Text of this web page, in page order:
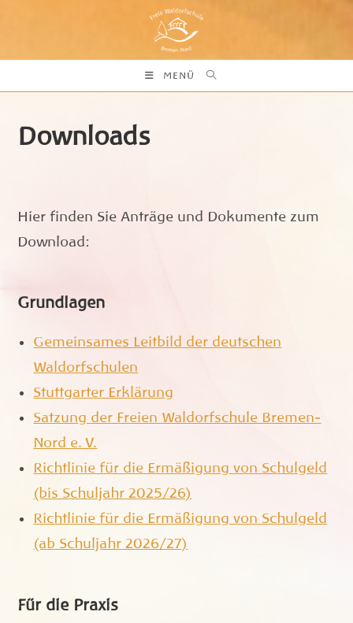
MENÜ
Downloads
Hier finden Sie Anträge und Dokumente zum
Download:
Grundlagen
Gemeinsames Leitbild der deutschen
Waldorfschulen
Stuttgarter Erklärung
Satzung der Freien Waldorfschule Bremen-
Nord e. V.
Richtlinie für die Ermäßigung von Schulgeld
(bis Schuljahr 2025/26)
Richtlinie für die Ermäßigung von Schulgeld
(ab Schuljahr 2026/27)
Für die Praxis